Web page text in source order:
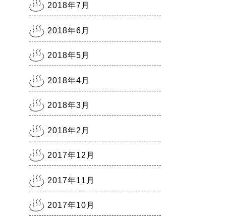
2018年7月
2018年6月
2018年5月
2018年4月
2018年3月
2018年2月
2017年12月
2017年11月
2017年10月